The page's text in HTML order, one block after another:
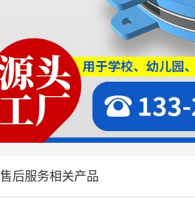
售后服务相关产品